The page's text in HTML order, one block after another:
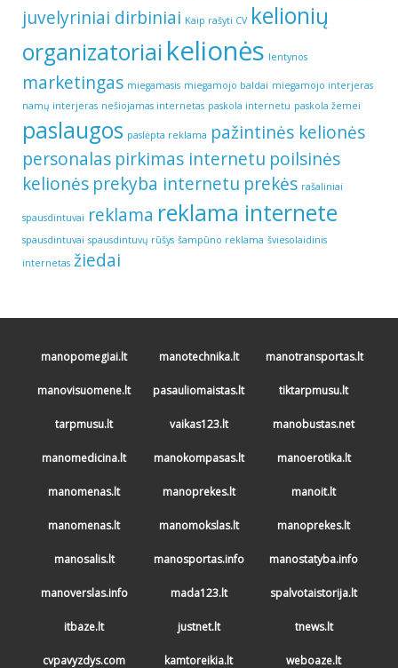
juvelyriniai dirbiniai Kaip rašyti CV kelionių
organizatoriai kelionės lentynos
marketingas miegamasis miegamojo baldai miegamojo interjeras
namų interjeras nešiojamas internetas paskola internetu paskola žemei
paslaugos paslėpta reklama pažintinės kelionės
personalas pirkimas internetu poilsinės
kelionės prekyba internetu prekės rašaliniai
spausdintuvai reklama reklama internete
spausdintuvai spausdintuvų rūšys šampūno reklama šviesolaidinis
internetas žiedai
manopomegiai.lt manotechnika.lt manotransportas.lt
manovisuomene.lt pasauliomaistas.lt tiktarpmusu.lt
tarpmusu.lt vaikas123.lt manobustas.net
manomedicina.lt manokompasas.lt manoerotika.lt
manomenas.lt manoprekes.lt manoit.lt
manomenas.lt manomokslas.lt manoprekes.lt
manosalis.lt manosportas.info manostatyba.info
manoverslas.info mada123.lt spalvotaistorija.lt
itbaze.lt justnet.lt tnews.lt
cvpavyzdys.com kamtoreikia.lt weboaze.lt